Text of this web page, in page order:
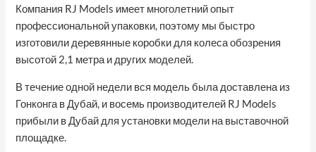
Компания RJ Models имеет многолетний опыт
профессиональной упаковки, поэтому мы быстро
изготовили деревянные коробки для колеса обозрения
высотой 2,1 метра и других моделей.
В течение одной недели вся модель была доставлена из
Гонконга в Дубай, и восемь производителей RJ Models
прибыли в Дубай для установки модели на выставочной
площадке.